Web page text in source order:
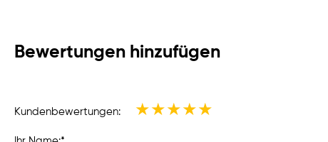
Bewertungen hinzufügen
Kundenbewertungen: ★★★★★